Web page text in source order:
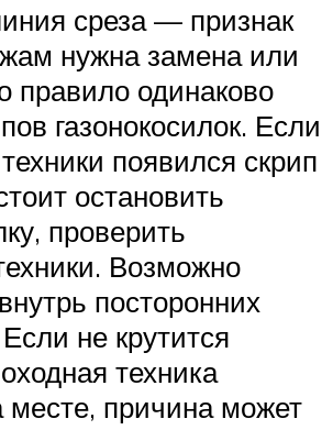
среза — признак
нужна замена или
правило одинаково
газонокосилок. Если
появился скрип
остановить
проверить
Возможно
посторонних
не крутится
техника
месте, причина может